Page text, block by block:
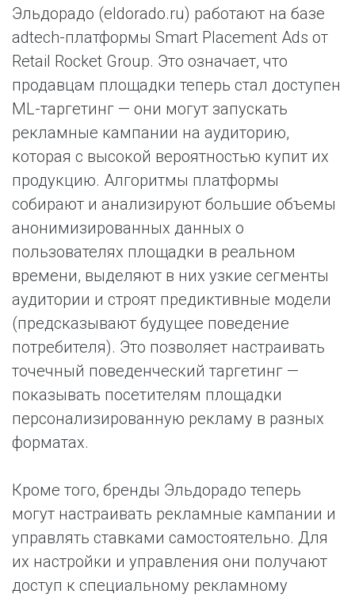
Эльдорадо (eldorado.ru) работают на базе
adtech-платформы Smart Placement Ads от
Retail Rocket Group. Это означает, что
продавцам площадки теперь стал доступен
ML-таргетинг — они могут запускать
рекламные кампании на аудиторию,
которая с высокой вероятностью купит их
продукцию. Алгоритмы платформы
собирают и анализируют большие объемы
анонимизированных данных о
пользователях площадки в реальном
времени, выделяют в них узкие сегменты
аудитории и строят предиктивные модели
(предсказывают будущее поведение
потребителя). Это позволяет настраивать
точечный поведенческий таргетинг —
показывать посетителям площадки
персонализированную рекламу в разных
форматах.
Кроме того, бренды Эльдорадо теперь
могут настраивать рекламные кампании и
управлять ставками самостоятельно. Для
их настройки и управления они получают
доступ к специальному рекламному